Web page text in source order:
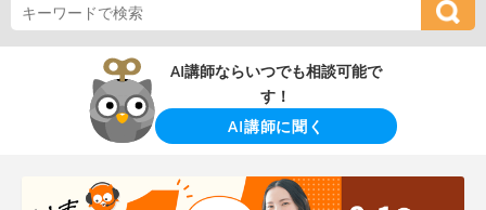
AI講師ならいつでも相談可能で
す！
AI講師に聞く